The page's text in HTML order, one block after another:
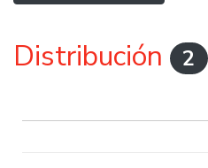
Distribución 2